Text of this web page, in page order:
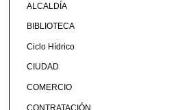
ALCALDÍA
BIBLIOTECA
Ciclo Hídrico
CIUDAD
COMERCIO
CONTRATACIÓN